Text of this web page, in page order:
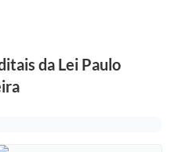
da Lei Paulo